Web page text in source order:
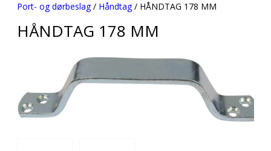
Port- og dørbeslag/ Håndtag/ HÅNDTAG 178 MM
HÅNDTAG 178 MM